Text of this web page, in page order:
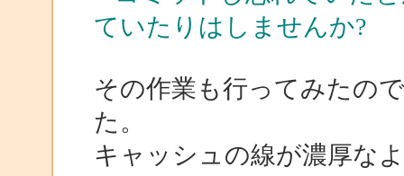
ていたりはしませんか?
その作業も行ってみたの
た。
キャッシュの線が濃厚な